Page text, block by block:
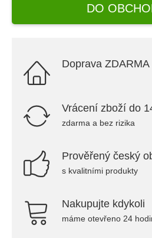
DO
Doprava ZDARMA
Vrácení zboží do
zdarma a bez rizika
Prověřený český
s kvalitními produkty
Nakupujte kdykoli
máme otevřeno 24